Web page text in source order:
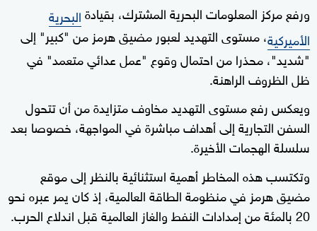
ورفع مركز المعلومات البحرية المشترك، بقيادةالبحرية
الأميركية، مستوى التهديد لعبور مضيق هرمز من "كبير" إلى
"شديد"، محذرا من احتمال وقوع "عمل عدائي متعمد" في
ظل الظروف الراهنة.
ويعكس رفع مستوى التهديد مخاوف متزايدة من أن تتحول
السفن التجارية إلى أهداف مباشرة في المواجهة، خصوصا بعد
سلسلة الهجمات الأخيرة.
وتكتسب هذه المخاطر أهمية استثنائية بالنظر إلى موقع
مضيق هرمز في منظومة الطاقة العالمية، إذ كان يمر عبره نحو
20 بالمئة من إمدادات النفط والغاز العالمية قبل اندلاع الحرب.